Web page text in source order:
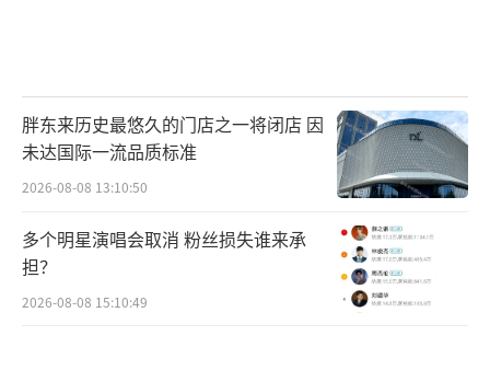
胖东来历史最悠久的门店之一将闭店 因
未达国际一流品质标准
2026-08-08 13:10:50
多个明星演唱会取消 粉丝损失谁来承
担？
2026-08-08 15:10:49